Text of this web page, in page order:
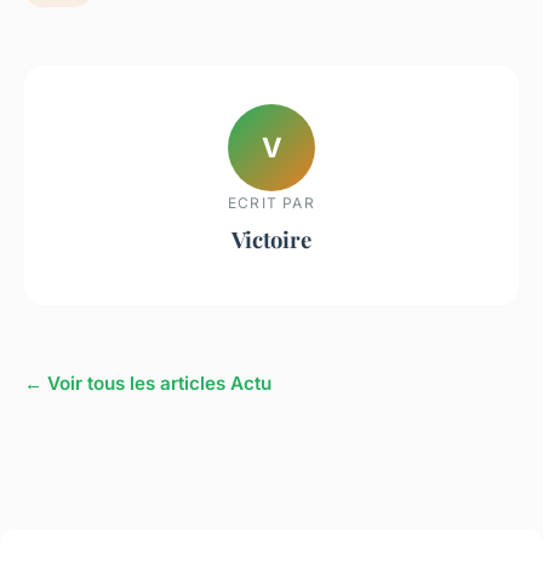
V
ECRIT PAR
Victoire
← Voir tous les articles Actu